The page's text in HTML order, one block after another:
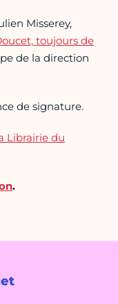
Misserey,
toujours de
de la direction
de signature.
Librairie du
.